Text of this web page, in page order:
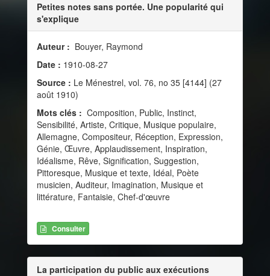
Petites notes sans portée. Une popularité qui
s'explique
Auteur : Bouyer, Raymond
Date : 1910-08-27
Source : Le Ménestrel, vol. 76, no 35 [4144] (27
août 1910)
Mots clés : Composition, Public, Instinct,
Sensibilité, Artiste, Critique, Musique populaire,
Allemagne, Compositeur, Réception, Expression,
Génie, Œuvre, Applaudissement, Inspiration,
Idéalisme, Rêve, Signification, Suggestion,
Pittoresque, Musique et texte, Idéal, Poète
musicien, Auditeur, Imagination, Musique et
littérature, Fantaisie, Chef-d'œuvre
Consulter
La participation du public aux exécutions